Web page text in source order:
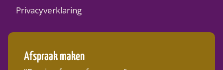
Privacyverklaring
Afspraak maken